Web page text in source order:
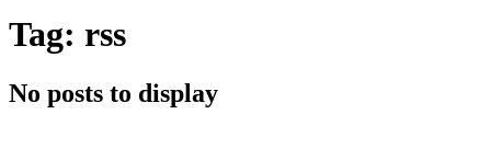
Tag: rss
No posts to display